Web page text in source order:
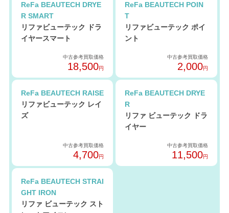
ReFa BEAUTECH DRYE
R SMART
リファビューテック ドラ
イヤースマート
中古参考買取価格
18,500円
ReFa BEAUTECH POIN
T
リファビューテック ポイ
ント
中古参考買取価格
2,000円
ReFa BEAUTECH RAISE
リファビューテック レイ
ズ
中古参考買取価格
4,700円
ReFa BEAUTECH DRYE
R
リファ ビューテック ドラ
イヤー
中古参考買取価格
11,500円
ReFa BEAUTECH STRAI
GHT IRON
リファ ビューテック スト